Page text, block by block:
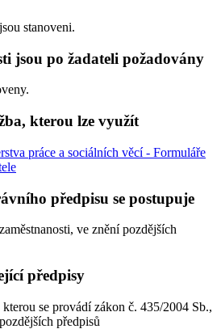
stanoveni.
jsou po žadateli požadovány
kterou lze využít
práce a sociálních věcí - Formuláře
předpisu se postupuje
ve znění pozdějších
předpisy
se provádí zákon č. 435/2004 Sb.,
předpisů